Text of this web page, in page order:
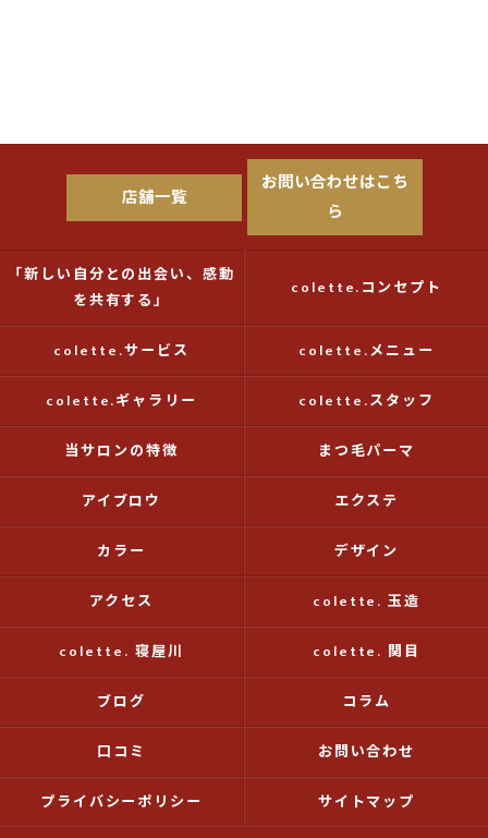
店舗一覧
お問い合わせはこち
ら
「新しい自分との出会い、感動
を共有する」
colette.コンセプト
colette.サービス colette.メニュー
colette.ギャラリー colette.スタッフ
当サロンの特徴 まつ毛パーマ
アイブロウ エクステ
カラー デザイン
アクセス colette. 玉造
colette. 寝屋川 colette. 関目
ブログ コラム
口コミ お問い合わせ
プライバシーポリシー サイトマップ